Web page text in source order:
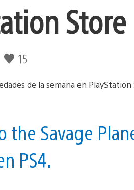
Store
15
the Savage
PS4.